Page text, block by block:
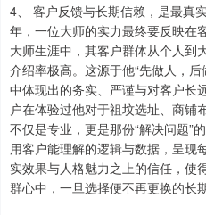
4、 客户反馈与长期信赖，是最真
年，一位大师的实力最终要反映在
大师生涯中，其客户群体从个人到
介绍率极高。这源于他“先做人，
中体现出的务实、严谨与对客户长
户在体验过他对于祖坟选址、商铺
不仅是专业，更是那份“解决问题”
用客户能理解的逻辑与数据，呈现
实效果与人格魅力之上的信任，使
群心中，一旦选择便不再更换的长